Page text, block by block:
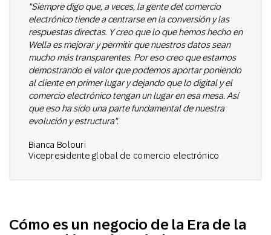
"Siempre digo que, a veces, la gente del comercio
electrónico tiende a centrarse en la conversión y las
respuestas directas. Y creo que lo que hemos hecho en
Wella es mejorar y permitir que nuestros datos sean
mucho más transparentes. Por eso creo que estamos
demostrando el valor que podemos aportar poniendo
al cliente en primer lugar y dejando que lo digital y el
comercio electrónico tengan un lugar en esa mesa. Así
que eso ha sido una parte fundamental de nuestra
evolución y estructura".
Bianca Bolouri
Vicepresidente global de comercio electrónico
Cómo es un negocio de la Era de la